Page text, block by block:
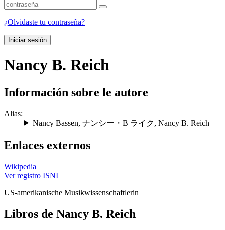
¿Olvidaste tu contraseña?
Iniciar sesión
Nancy B. Reich
Información sobre le autore
Alias:
Nancy Bassen, ナンシー・B ライク, Nancy B. Reich
Enlaces externos
Wikipedia
Ver registro ISNI
US-amerikanische Musikwissenschaftlerin
Libros de Nancy B. Reich